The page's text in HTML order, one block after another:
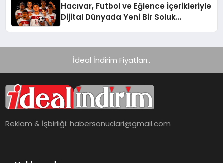
Hacıvar, Futbol ve Eğlence İçerikleriyle
Dijital Dünyada Yeni Bir Soluk
İdeal İndirim Fiyatları..
Reklam & İşbirliği:habersonuclari@gmail.com